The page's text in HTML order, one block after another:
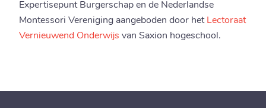
Expertisepunt Burgerschap en de Nederlandse
Montessori Vereniging aangeboden door het Lectoraat
Vernieuwend Onderwijs van Saxion hogeschool.